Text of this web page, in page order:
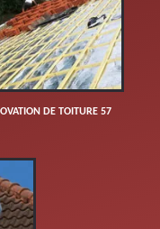
DE TOITURE 57